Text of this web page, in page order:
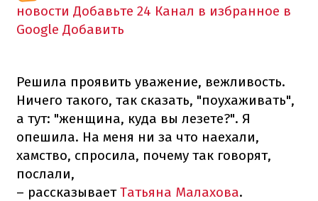
новости Добавьте 24 Канал в избранное в
Google Добавить
Решила проявить уважение, вежливость.
Ничего такого, так сказать, "поухаживать",
а тут: "женщина, куда вы лезете?". Я
опешила. На меня ни за что наехали,
хамство, спросила, почему так говорят,
послали,
– рассказываетТатьяна Малахова.